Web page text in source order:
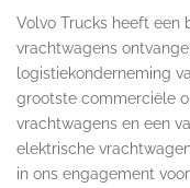
Volvo Trucks heeft een
vrachtwagens
logistiekonderneming
grootste commerciële
vrachtwagens en een
elektrische
in ons engagement